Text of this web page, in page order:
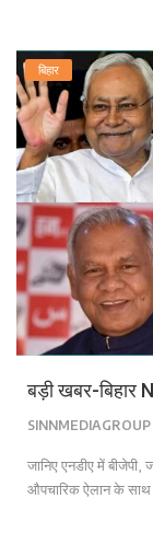
बिहार
बड़ी खबर-बिहार
SINNMEDIAGROUP
जानिए एनडीए में
औपचारिक ऐलान के साथ